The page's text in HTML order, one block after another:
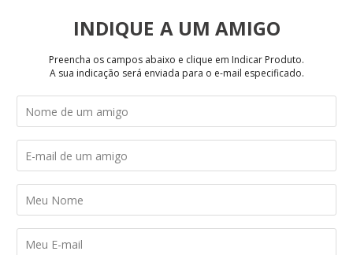
INDIQUE
Preencha os campos abaixo e clique em Indicar Produto.
A sua indicação será enviada para o e-mail especificado.